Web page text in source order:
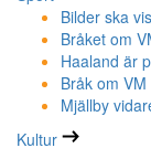
Bilder ska
Bråket om
Haaland är
Bråk om
Mjällby
Kultur